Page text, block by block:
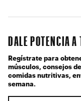
DALE POTENCIA
Regístrate para
músculos, consejos
comidas nutritivas,
semana.